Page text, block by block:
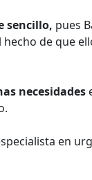
sencillo, pues
de que
necesidades
en